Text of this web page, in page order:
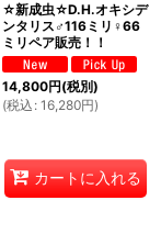
☆新成虫☆D.H.オキシデ
ンタリス♂116ミリ♀66
ミリペア販売！！
14,800円(税別)
(税込 : 16,280円)
カートに入れる